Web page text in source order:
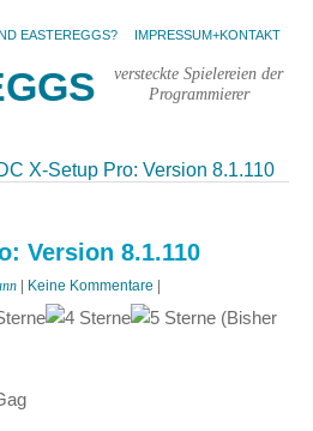
EASTEREGGS? IMPRESSUM+KONTAKT
versteckte Spielereien der
Programmierer
X-Setup Pro: Version 8.1.110
Version 8.1.110
Keine Kommentare
(Bisher